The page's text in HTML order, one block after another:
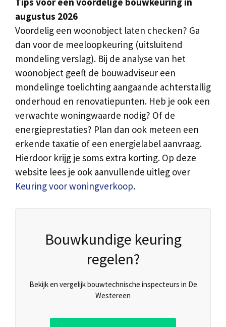
augustus 2026
Voordelig een woonobject laten checken? Ga
dan voor de meeloopkeuring (uitsluitend
mondeling verslag). Bij de analyse van het
woonobject geeft de bouwadviseur een
mondelinge toelichting aangaande achterstallig
onderhoud en renovatiepunten. Heb je ook een
verwachte woningwaarde nodig? Of de
energieprestaties? Plan dan ook meteen een
erkende taxatie of een energielabel aanvraag.
Hierdoor krijg je soms extra korting. Op deze
website lees je ook aanvullende uitleg over
Keuring voor woningverkoop.
Bouwkundige keuring
regelen?
Bekijk en vergelijk bouwtechnische inspecteurs in De
Westereen